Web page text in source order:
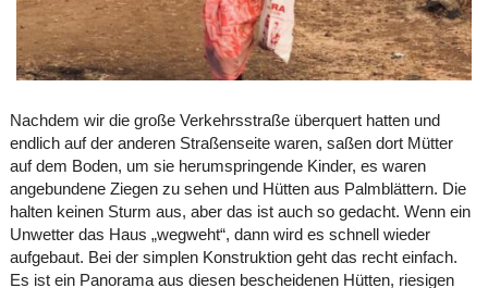
Nachdem wir die große Verkehrsstraße überquert hatten und
endlich auf der anderen Straßenseite waren, saßen dort Mütter
auf dem Boden, um sie herumspringende Kinder, es waren
angebundene Ziegen zu sehen und Hütten aus Palmblättern. Die
halten keinen Sturm aus, aber das ist auch so gedacht. Wenn ein
Unwetter das Haus „wegweht“, dann wird es schnell wieder
aufgebaut. Bei der simplen Konstruktion geht das recht einfach.
Es ist ein Panorama aus diesen bescheidenen Hütten, riesigen